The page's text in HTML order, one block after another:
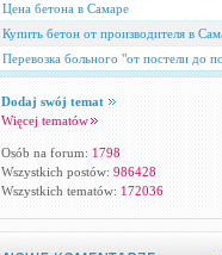
Цена бетона в Самаре
Купить бетон от производителя в
Перевозка больного "от постели до
Dodaj swój temat
Więcej tematów
Osób na forum: 1798
Wszystkich postów: 986428
Wszystkich tematów: 172036